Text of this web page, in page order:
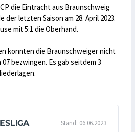
die Eintracht aus Braunschweig
der letzten Saison am 28. April 2023.
mit 5:1 die Oberhand.
konnten die Braunschweiger nicht
bezwingen. Es gab seitdem 3
Stand: 06.06.2023